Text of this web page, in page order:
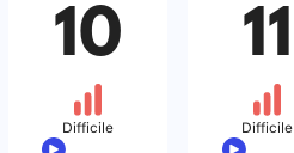
10
Difficile
11
Difficile